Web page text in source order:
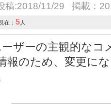
稿:2018/11/29 掲載：
在： 5人
ザーの主観的なコ
報のため、変更に